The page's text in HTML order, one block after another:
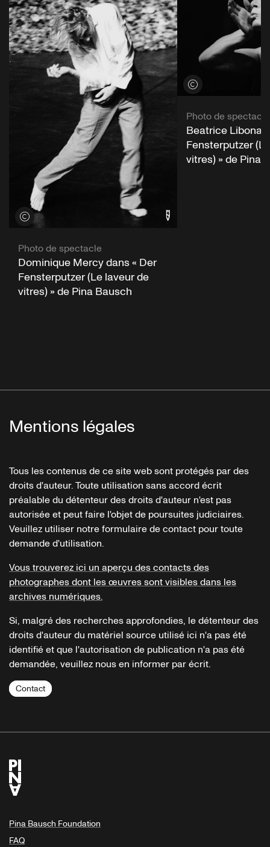
Voir les crédits
Photo de spectacle
Dominique Mercy dans « Der
Fensterputzer (Le laveur de
vitres) » de Pina Bausch
Voir les crédits
Photo de spectacle
Beatrice Libonati
Fensterputzer
vitres) » de Pina
Mentions légales
Tous les contenus de ce site web sont protégés par des
droits d'auteur. Toute utilisation sans accord écrit
préalable du détenteur des droits d'auteur n'est pas
autorisée et peut faire l'objet de poursuites judiciaires.
Veuillez utiliser notre formulaire de contact pour toute
demande d'utilisation.
Vous trouverez ici un aperçu des contacts des
photographes dont les œuvres sont visibles dans les
archives numériques.
Si, malgré des recherches approfondies, le détenteur des
droits d'auteur du matériel source utilisé ici n'a pas été
identifié et que l'autorisation de publication n'a pas été
demandée, veuillez nous en informer par écrit.
Contact
Pina Bausch Foundation
FAQ